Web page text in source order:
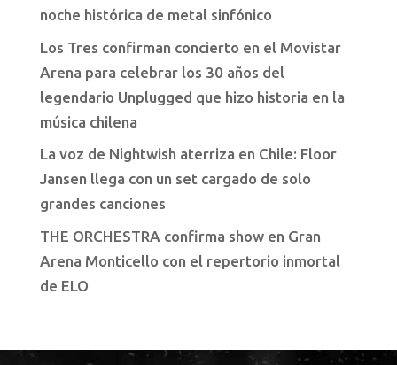
noche histórica de metal sinfónico
Los Tres confirman concierto en el Movistar
Arena para celebrar los 30 años del
legendario Unplugged que hizo historia en la
música chilena
La voz de Nightwish aterriza en Chile: Floor
Jansen llega con un set cargado de solo
grandes canciones
THE ORCHESTRA confirma show en Gran
Arena Monticello con el repertorio inmortal
de ELO